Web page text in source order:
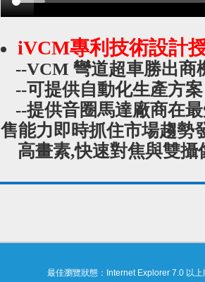
iVCM專利技術設計
--VCM 彎道超車勝出商
--可提供自動化生產方案
--提供音圈馬達廠商在
售能力即時抓住市場趨勢
高畫素,快速對焦與雙攝
最佳瀏覽狀態：Internet Explorer 7.0 以